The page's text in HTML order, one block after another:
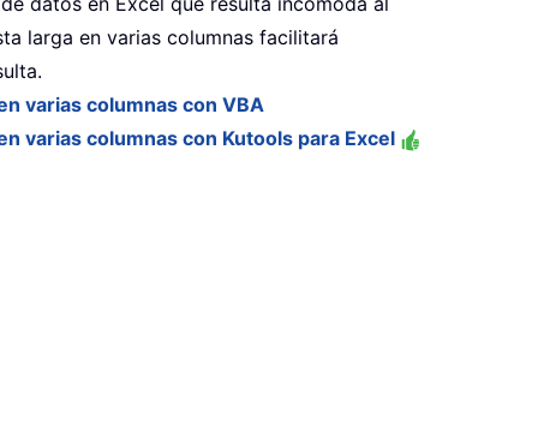
larga en varias columnas facilitará
varias columnas con VBA
varias columnas con Kutools para Excel